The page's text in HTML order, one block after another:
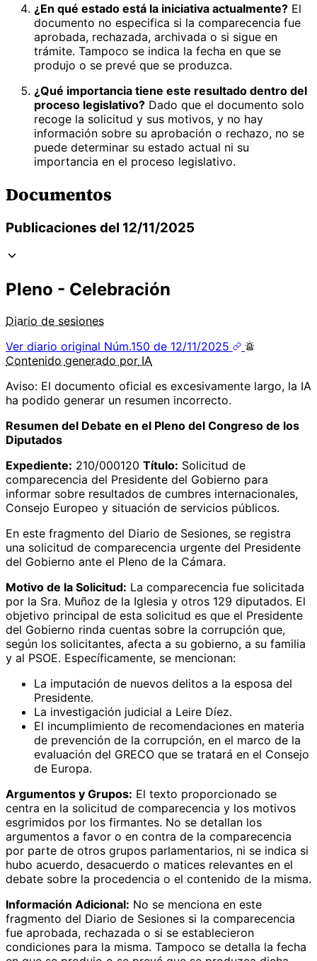
¿En qué estado está la iniciativa actualmente? El
documento no especifica si la comparecencia fue
aprobada, rechazada, archivada o si sigue en
trámite. Tampoco se indica la fecha en que se
produjo o se prevé que se produzca.
¿Qué importancia tiene este resultado dentro del
proceso legislativo? Dado que el documento solo
recoge la solicitud y sus motivos, y no hay
información sobre su aprobación o rechazo, no se
puede determinar su estado actual ni su
importancia en el proceso legislativo.
Documentos
Publicaciones del 12/11/2025
Pleno - Celebración
Diario de sesiones
Ver diario original Núm.150 de 12/11/2025
Contenido generado por IA
Aviso: El documento oficial es excesivamente largo, la IA
ha podido generar un resumen incorrecto.
Resumen del Debate en el Pleno del Congreso de los
Diputados
Expediente: 210/000120 Título: Solicitud de
comparecencia del Presidente del Gobierno para
informar sobre resultados de cumbres internacionales,
Consejo Europeo y situación de servicios públicos.
En este fragmento del Diario de Sesiones, se registra
una solicitud de comparecencia urgente del Presidente
del Gobierno ante el Pleno de la Cámara.
Motivo de la Solicitud: La comparecencia fue solicitada
por la Sra. Muñoz de la Iglesia y otros 129 diputados. El
objetivo principal de esta solicitud es que el Presidente
del Gobierno rinda cuentas sobre la corrupción que,
según los solicitantes, afecta a su gobierno, a su familia
y al PSOE. Específicamente, se mencionan:
La imputación de nuevos delitos a la esposa del
Presidente.
La investigación judicial a Leire Díez.
El incumplimiento de recomendaciones en materia
de prevención de la corrupción, en el marco de la
evaluación del GRECO que se tratará en el Consejo
de Europa.
Argumentos y Grupos: El texto proporcionado se
centra en la solicitud de comparecencia y los motivos
esgrimidos por los firmantes. No se detallan los
argumentos a favor o en contra de la comparecencia
por parte de otros grupos parlamentarios, ni se indica si
hubo acuerdo, desacuerdo o matices relevantes en el
debate sobre la procedencia o el contenido de la misma.
Información Adicional: No se menciona en este
fragmento del Diario de Sesiones si la comparecencia
fue aprobada, rechazada o si se establecieron
condiciones para la misma. Tampoco se detalla la fecha